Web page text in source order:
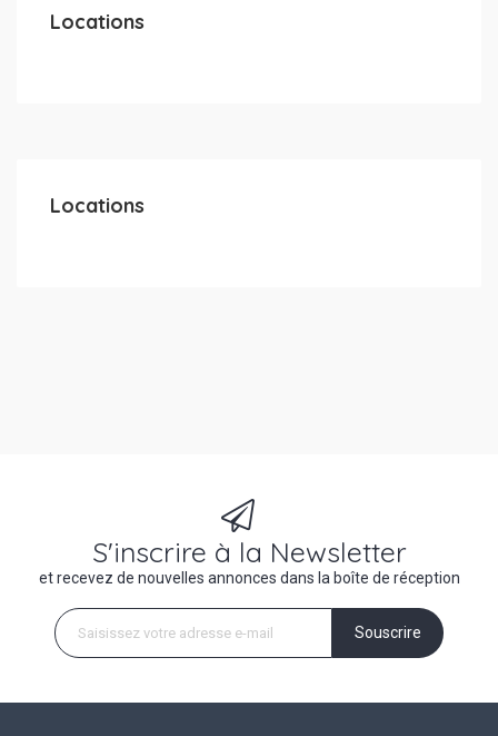
Locations
Locations
S'inscrire à la Newsletter
et recevez de nouvelles annonces dans la boîte de réception
Souscrire